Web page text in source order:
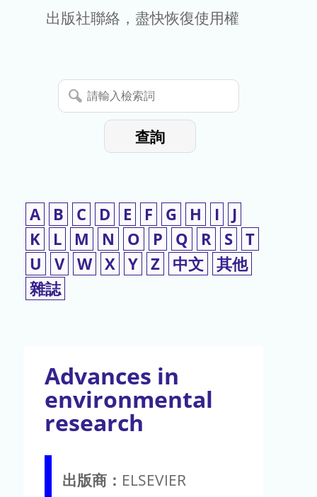
期
暫
停
出版社聯絡，盡快恢復使用權
請
輸
查詢
A B C D E F G H I
J
K
L M N O P Q R S T
U
V W X Y Z 中文 其他
雜誌
Advances in
environmental
research
出版商： ELSEVIER